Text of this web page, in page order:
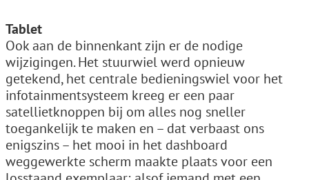
Tablet
Ook aan de binnenkant zijn er de nodige
wijzigingen. Het stuurwiel werd opnieuw
getekend, het centrale bedieningswiel voor het
infotainmentsysteem kreeg er een paar
satellietknoppen bij om alles nog sneller
toegankelijk te maken en – dat verbaast ons
enigszins – het mooi in het dashboard
weggewerkte scherm maakte plaats voor een